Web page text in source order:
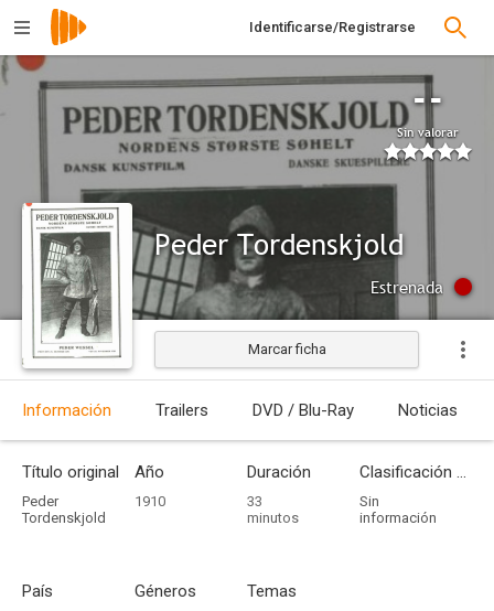
Identificarse/Registrarse
--
Sin valorar
Peder Tordenskjold
Estrenada
Marcar ficha
Información Trailers DVD / Blu-Ray Noticias
Título original
Peder
Tordenskjold
Año
1910
Duración
33
minutos
Clasificación por edades
Sin
información
País Géneros Temas